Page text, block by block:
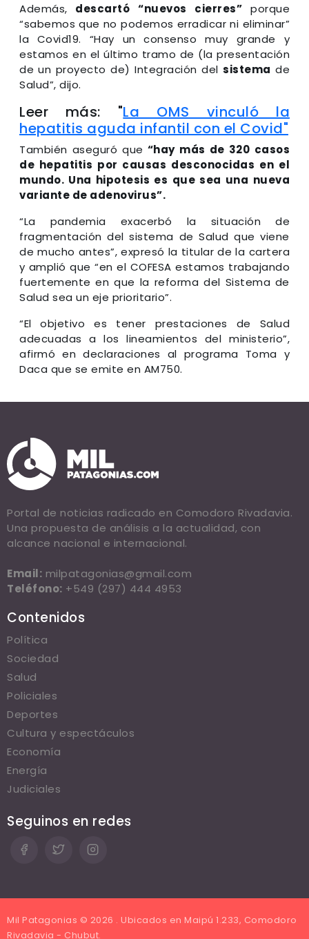
Además, descartó “nuevos cierres” porque
“sabemos que no podemos erradicar ni eliminar”
la Covid19. “Hay un consenso muy grande y
estamos en el último tramo de (la presentación
de un proyecto de) Integración delsistema de
Salud”, dijo.
Leer más: "La OMS vinculó la
hepatitis aguda infantil con el Covid"
También aseguró que “hay más de 320 casos
de hepatitis por causas desconocidas en el
mundo. Una hipotesis es que sea una nueva
variante de adenovirus”.
“La pandemia exacerbó la situación de
fragmentación del sistema de Salud que viene
de mucho antes”, expresó la titular de la cartera
y amplió que “en el COFESA estamos trabajando
fuertemente en que la reforma del Sistema de
Salud sea un eje prioritario”.
“El objetivo es tener prestaciones de Salud
adecuadas a los lineamientos del ministerio”,
afirmó en declaraciones al programa Toma y
Daca que se emite en AM750.
Portal de noticias radicado en Comodoro Rivadavia.
Una propuesta de análisis a la actualidad, con
alcance nacional e internacional.
Email: milpatagonias@gmail.com
Teléfono: +549 (297) 444 4953
Contenidos
Política
Sociedad
Salud
Policiales
Deportes
Cultura y espectáculos
Economía
Energía
Judiciales
Seguinos en redes
Mil Patagonias © 2026 . Ubicados en Maipú 1.233, Comodoro
Rivadavia - Chubut.